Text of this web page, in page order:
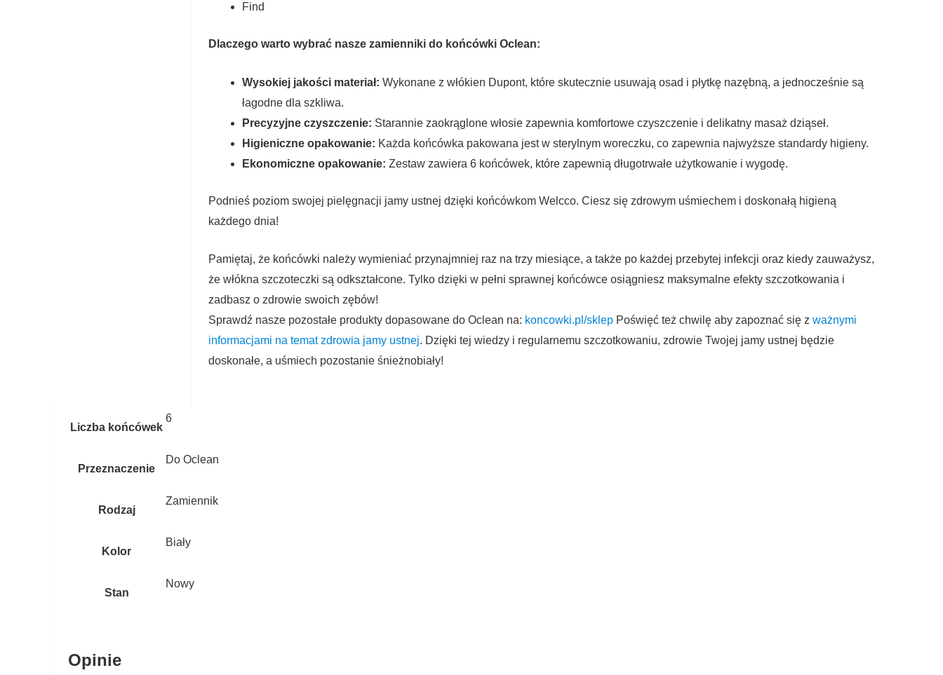
Find
Dlaczego warto wybrać nasze zamienniki do końcówki Oclean:
Wysokiej jakości materiał: Wykonane z włókien Dupont, które skutecznie usuwają osad i płytkę nazębną, a jednocześnie są
łagodne dla szkliwa.
Precyzyjne czyszczenie: Starannie zaokrąglone włosie zapewnia komfortowe czyszczenie i delikatny masaż dziąseł.
Higieniczne opakowanie: Każda końcówka pakowana jest w sterylnym woreczku, co zapewnia najwyższe standardy higieny.
Ekonomiczne opakowanie: Zestaw zawiera 6 końcówek, które zapewnią długotrwałe użytkowanie i wygodę.
Podnieś poziom swojej pielęgnacji jamy ustnej dzięki końcówkom Welcco. Ciesz się zdrowym uśmiechem i doskonałą higieną
każdego dnia!
Pamiętaj, że końcówki należy wymieniać przynajmniej raz na trzy miesiące, a także po każdej przebytej infekcji oraz kiedy zauważysz,
że włókna szczoteczki są odkształcone. Tylko dzięki w pełni sprawnej końcówce osiągniesz maksymalne efekty szczotkowania i
zadbasz o zdrowie swoich zębów!
Sprawdź nasze pozostałe produkty dopasowane do Oclean na: koncowki.pl/sklep Poświęć też chwilę aby zapoznać się z ważnymi
informacjami na temat zdrowia jamy ustnej. Dzięki tej wiedzy i regularnemu szczotkowaniu, zdrowie Twojej jamy ustnej będzie
doskonałe, a uśmiech pozostanie śnieżnobiały!
Liczba końcówek
6
Przeznaczenie
Do Oclean
Rodzaj
Zamiennik
Kolor
Biały
Stan
Nowy
Opinie